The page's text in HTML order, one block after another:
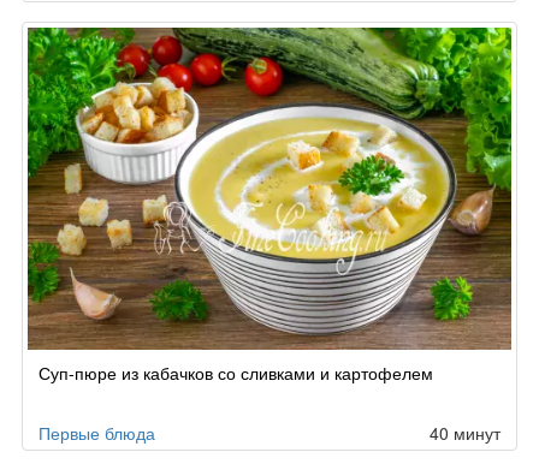
Суп-пюре из кабачков со сливками и картофелем
Первые блюда 40 минут